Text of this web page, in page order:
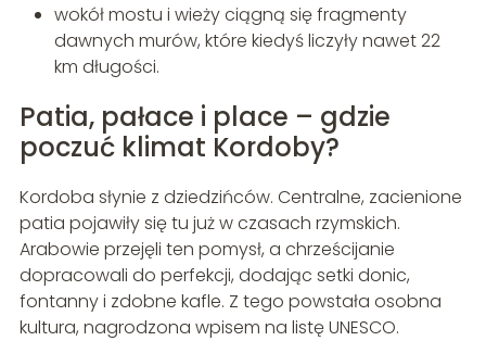
wokół mostu i wieży ciągną się fragmenty
dawnych murów, które kiedyś liczyły nawet 22
km długości.
Patia, pałace i place – gdzie
poczuć klimat Kordoby?
Kordoba słynie z dziedzińców. Centralne, zacienione
patia pojawiły się tu już w czasach rzymskich.
Arabowie przejęli ten pomysł, a chrześcijanie
dopracowali do perfekcji, dodając setki donic,
fontanny i zdobne kafle. Z tego powstała osobna
kultura, nagrodzona wpisem na listę UNESCO.